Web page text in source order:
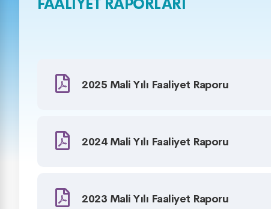
FAALİYET RAPORLARI
2025 Mali Yılı Faaliyet Raporu
2024 Mali Yılı Faaliyet Raporu
2023 Mali Yılı Faaliyet Raporu